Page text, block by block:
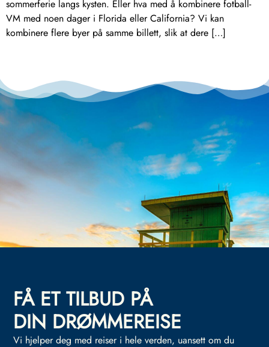
sommerferie langs kysten. Eller hva med å kombinere fotball-
VM med noen dager i Florida eller California? Vi kan
kombinere flere byer på samme billett, slik at dere […]
FÅ ET TILBUD PÅ
DIN DRØMMEREISE
Vi hjelper deg med reiser i hele verden, uansett om du